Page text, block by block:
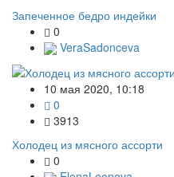
Запеченное бедро индейки
0
VeraSadonceva
10 мая 2020, 10:18
0
3913
Холодец из мясного ассорти
0